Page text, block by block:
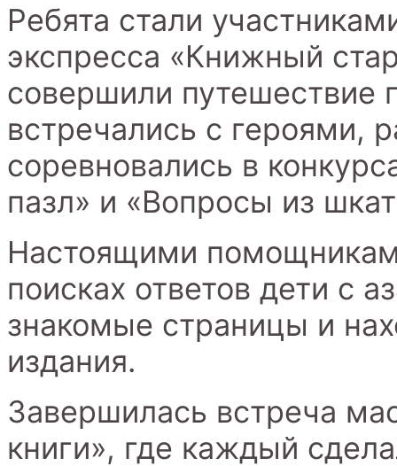
Ребята стали
экспресса «Книжный
совершили путешествие
встречались с героями,
соревновались в
пазл» и «Вопросы из
Настоящими
поисках ответов дети с
знакомые страницы и
издания.
Завершилась встреча
книги», где каждый